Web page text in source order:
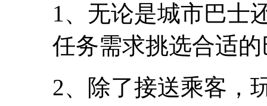
1、无论是城市巴士
任务需求挑选合适
2、除了接送乘客，